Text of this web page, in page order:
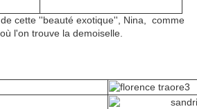
cette ''beauté exotique'', Nina, comme
l'on trouve la demoiselle.